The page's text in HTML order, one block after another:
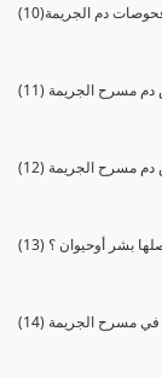
فحوصات دم الجريمة
دم مسرح الجريمة
دم مسرح الجريمة
أصلها بشر أوحيوان ؟
في مسرح الجريمة